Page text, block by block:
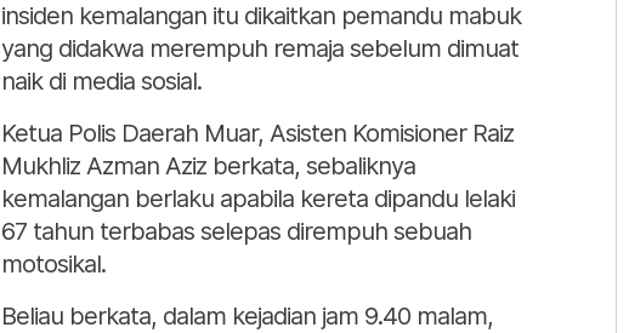
insiden kemalangan itu dikaitkan pemandu mabuk
yang didakwa merempuh remaja sebelum dimuat
naik di media sosial.
Ketua Polis Daerah Muar, Asisten Komisioner Raiz
Mukhliz Azman Aziz berkata, sebaliknya
kemalangan berlaku apabila kereta dipandu lelaki
67 tahun terbabas selepas dirempuh sebuah
motosikal.
Beliau berkata, dalam kejadian jam 9.40 malam,